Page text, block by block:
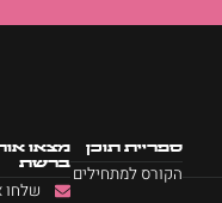
ספריית תוכן
הקורס למתחילים
מצאו
ברשת
שלחו